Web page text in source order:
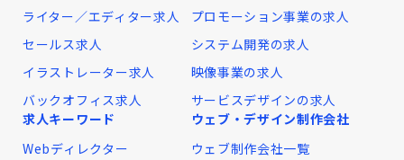
ライター／エディター求人
セールス求人
イラストレーター求人
バックオフィス求人
プロモーション事業の求人
システム開発の求人
映像事業の求人
サービスデザインの求人
求人キーワード
Webディレクター
ウェブ・デザイン制作会社
ウェブ制作会社一覧